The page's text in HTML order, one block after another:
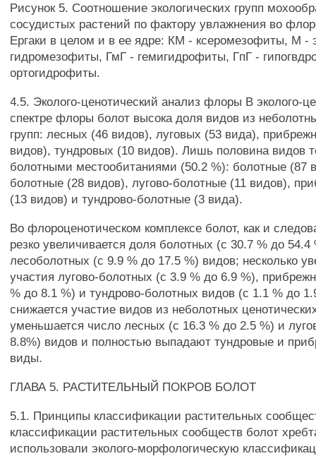
Рисунок 5. Соотношение экологических групп
сосудистых растений по фактору увлажнения во
Ергаки в целом и в ее ядре: КМ - ксеромезофиты, М
гидромезофиты, ГмГ - гемигидрофиты, ГпГ -
ортогидрофиты.
4.5. Эколого-ценотический анализ флоры В эколого-
спектре флоры болот высока доля видов из
групп: лесных (46 видов), луговых (53 вида),
видов), тундровых (10 видов). Лишь половина видов
болотными местообитаниями (50.2 %): болотные (87
болотные (28 видов), лугово-болотные (11 видов),
(13 видов) и тундрово-болотные (3 вида).
Во флороценотическом комплексе болот, как и
резко увеличивается доля болотных (с 30.7 % до 54.4
лесоболотных (с 9.9 % до 17.5 %) видов; несколько
участия лугово-болотных (с 3.9 % до 6.9 %),
% до 8.1 %) и тундрово-болотных видов (с 1.1 % до
снижается участие видов из неболотных
уменьшается число лесных (с 16.3 % до 2.5 %) и
8.8%) видов и полностью выпадают тундровые и
виды.
ГЛАВА 5. РАСТИТЕЛЬНЫЙ ПОКРОВ БОЛОТ
5.1. Принципы классификации растительных
классификации растительных сообществ болот
использовали эколого-морфологическую